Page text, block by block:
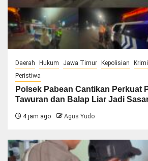
Daerah Hukum Jawa Timur Kepolisian
Peristiwa
Polsek Pabean Cantikan Perkuat
Tawuran dan Balap Liar Jadi
4 jam ago Agus Yudo